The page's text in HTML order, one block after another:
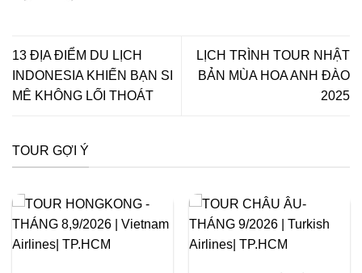
13 ĐỊA ĐIỂM DU LỊCH
INDONESIA KHIẾN BẠN SI
MÊ KHÔNG LỐI THOÁT
LỊCH TRÌNH TOUR NHẬT
BẢN MÙA HOA ANH ĐÀO
2025
TOUR GỢI Ý